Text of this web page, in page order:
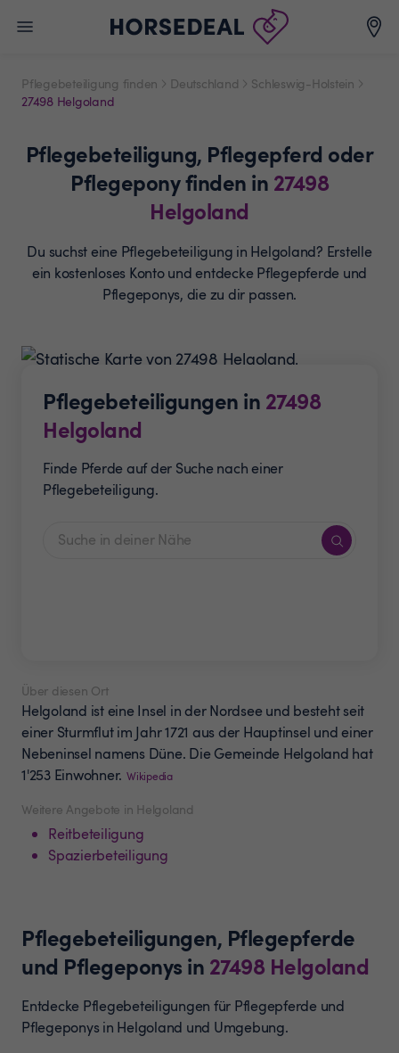
Pflegebeteiligung finden Deutschland
Schleswig-Holstein
27498 Helgoland
Pflegebeteiligung, Pflegepferd oder
Pflegeponyfinden in 27498
Helgoland
Du suchst eine Pflegebeteiligung in Helgoland? Erstelle
ein kostenloses Konto und entdecke Pflegepferde und
Pflegeponys, die zu dir passen.
Pflegebeteiligungen in 27498
Helgoland
Finde Pferde auf der Suche nach einer
Pflegebeteiligung.
Weitere Angebote in Helgoland
Reitbeteiligung
Spazierbeteiligung
Über diesen Ort
Helgoland ist eine Insel in der Nordsee und besteht seit
einer Sturmflut im Jahr 1721 aus der Hauptinsel und einer
Nebeninsel namens Düne. Die Gemeinde Helgoland hat
1'253 Einwohner. Wikipedia
Pflegebeteiligungen, Pflegepferde
und Pflegeponys in 27498 Helgoland
Entdecke Pflegebeteiligungen für Pflegepferde und
Pflegeponys in Helgoland und Umgebung.